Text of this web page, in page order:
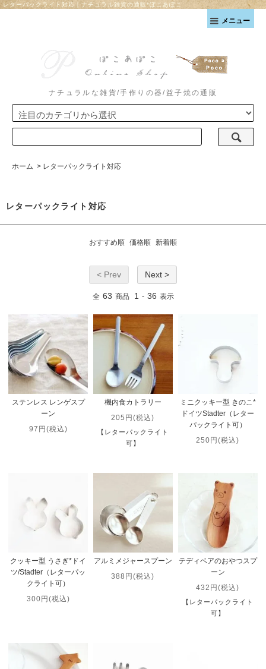
レターパックライト対応｜ナチュラル雑貨の通販*ぽこあぽこ
メニュー
ナチュラルな雑貨/手作りの器/益子焼の通販
ホーム > レターパックライト対応
レターパックライト対応
おすすめ順 価格順 新着順
< Prev Next >
全 63 商品 1 - 36 表示
ステンレス レンゲスプ
ーン
97円(税込)
機内食カトラリー
205円(税込)
【レターパックライト
可】
ミニクッキー型 きのこ*
ドイツStadter（レター
パックライト可）
250円(税込)
クッキー型 うさぎ*ドイ
ツ/Stadter（レターパッ
クライト可）
300円(税込)
アルミメジャースプーン
388円(税込)
テディベアのおやつスプ
ーン
432円(税込)
【レターパックライト
可】